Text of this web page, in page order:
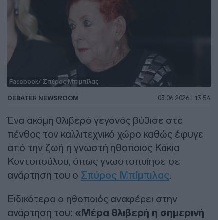
Facebook/ Σπύρος Μπιμπίλας
DEBATER NEWSROOM 03.06.2026 | 13:54
Ένα ακόμη θλιβερό γεγονός βύθισε στο
πένθος τον καλλιτεχνικό χώρο καθώς έφυγε
από την ζωή η γνωστή ηθοποιός Κάκια
Κοντοπούλου, όπως γνωστοποίησε σε
ανάρτηση του ο Σπύρος Μπίμπιλας.
Ειδικότερα ο ηθοποιός αναφέρει στην
ανάρτηση του: «Μέρα θλιβερή η σημερινή